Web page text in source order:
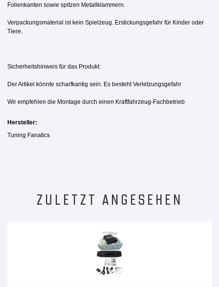
Folienkanten sowie spitzen Metallklammern.
Verpackungsmaterial ist kein Spielzeug. Erstickungsgefahr für Kinder oder
Tiere.
Sicherheitshinweis für das Produkt:
Der Artikel könnte scharfkantig sein. Es besteht Verletzungsgefahr
Wir empfehlen die Montage durch einen Kraftfahrzeug-Fachbetrieb
Hersteller:
Tuning Fanatics
ZULETZT ANGESEHEN